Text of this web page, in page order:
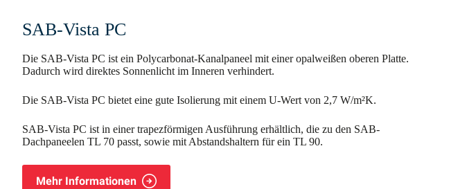
SAB-Vista PC
Die SAB-Vista PC ist ein Polycarbonat-Kanalpaneel mit einer opalweißen oberen Platte.
Dadurch wird direktes Sonnenlicht im Inneren verhindert.
Die SAB-Vista PC bietet eine gute Isolierung mit einem U-Wert von 2,7 W/m²K.
SAB-Vista PC ist in einer trapezförmigen Ausführung erhältlich, die zu den SAB-
Dachpaneelen TL 70 passt, sowie mit Abstandshaltern für ein TL 90.
Mehr Informationen